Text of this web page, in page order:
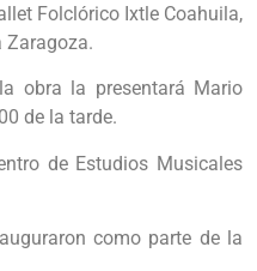
Folclórico Ixtle Coahuila,
Zaragoza.
obra la presentará Mario
de la tarde.
de Estudios Musicales
como parte de la